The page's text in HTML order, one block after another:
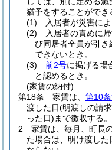
猶予をすることができ
(1)
入居者が災害に
(2)
入居者の責めに
び同居者全員が引
できないとき。
(3)
前2号に掲げる場
と認めるとき。
(家賃の納付)
第18条
家賃は、 第10
渡した日(明渡しの請
った日) まで徴収する。
2
家賃は、毎月、町長
た場合は、明け渡した